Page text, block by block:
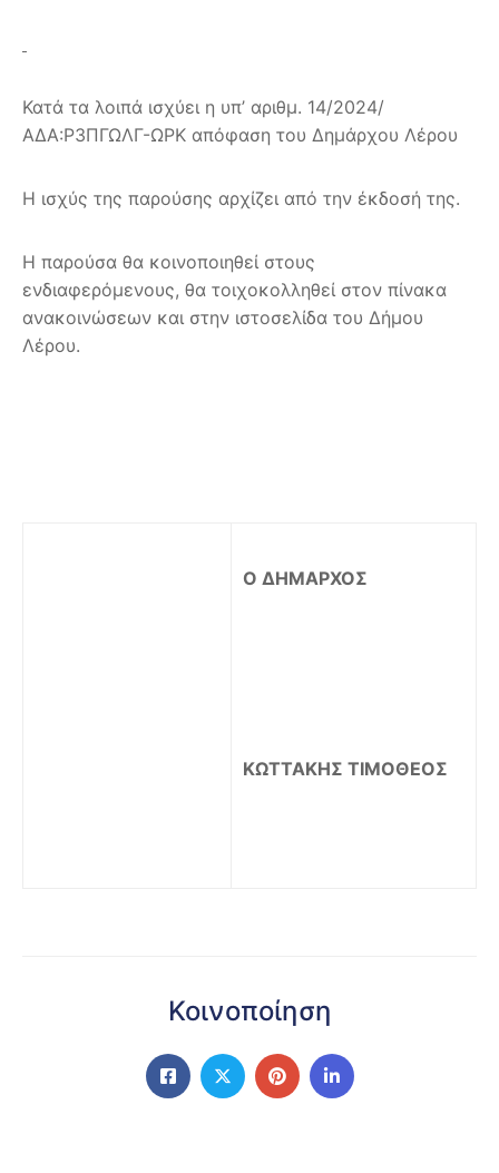
Κατά τα λοιπά ισχύει η υπ’ αριθμ. 14/2024/
ΑΔΑ:Ρ3ΠΓΩΛΓ-ΩΡΚ απόφαση του Δημάρχου Λέρου
Η ισχύς της παρούσης αρχίζει από την έκδοσή της.
Η παρούσα θα κοινοποιηθεί στους
ενδιαφερόμενους, θα τοιχοκολληθεί στον πίνακα
ανακοινώσεων και στην ιστοσελίδα του Δήμου
Λέρου.
Ο ΔΗΜΑΡΧΟΣ
ΚΩΤΤΑΚΗΣ ΤΙΜΟΘΕΟΣ
Κοινοποίηση